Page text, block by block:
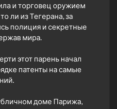
и торговец оружием
ли из Тегерана, за
полиция и секретные
мира.
этот парень начал
патенты на самые
доме Парижа,